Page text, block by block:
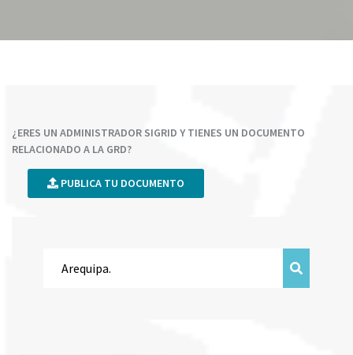
¿ERES UN ADMINISTRADOR SIGRID Y TIENES UN DOCUMENTO
RELACIONADO A LA GRD?
PUBLICA TU DOCUMENTO